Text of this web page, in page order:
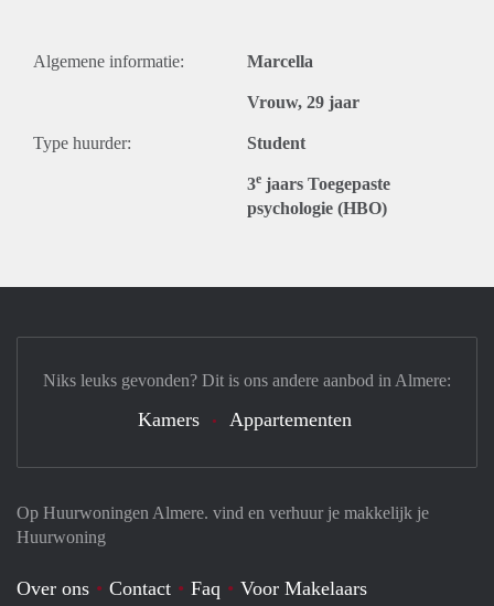
Algemene informatie: Marcella
Vrouw, 29 jaar
Type huurder: Student
3e jaars Toegepaste
psychologie (HBO)
Op Huurwoningen Almere. vind en verhuur je makkelijk je
Huurwoning
Over ons Contact Faq Voor Makelaars
Niks leuks gevonden? Dit is ons andere aanbod in Almere:
Kamers Appartementen